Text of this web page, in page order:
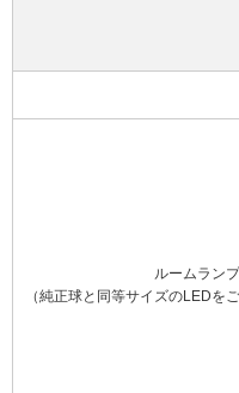
ルームランプ
（純正球と同等サイズのLEDを